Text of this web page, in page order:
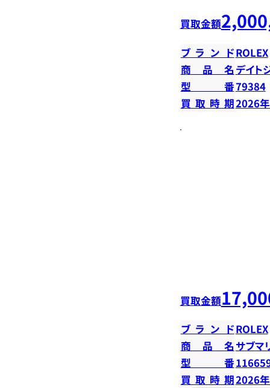
買取金額
ブランドROLEX
商品名 デイト
型番79384
買取時期2026
買取金額
ブランドROLEX
商品名 サブマ
型番
買取時期2026